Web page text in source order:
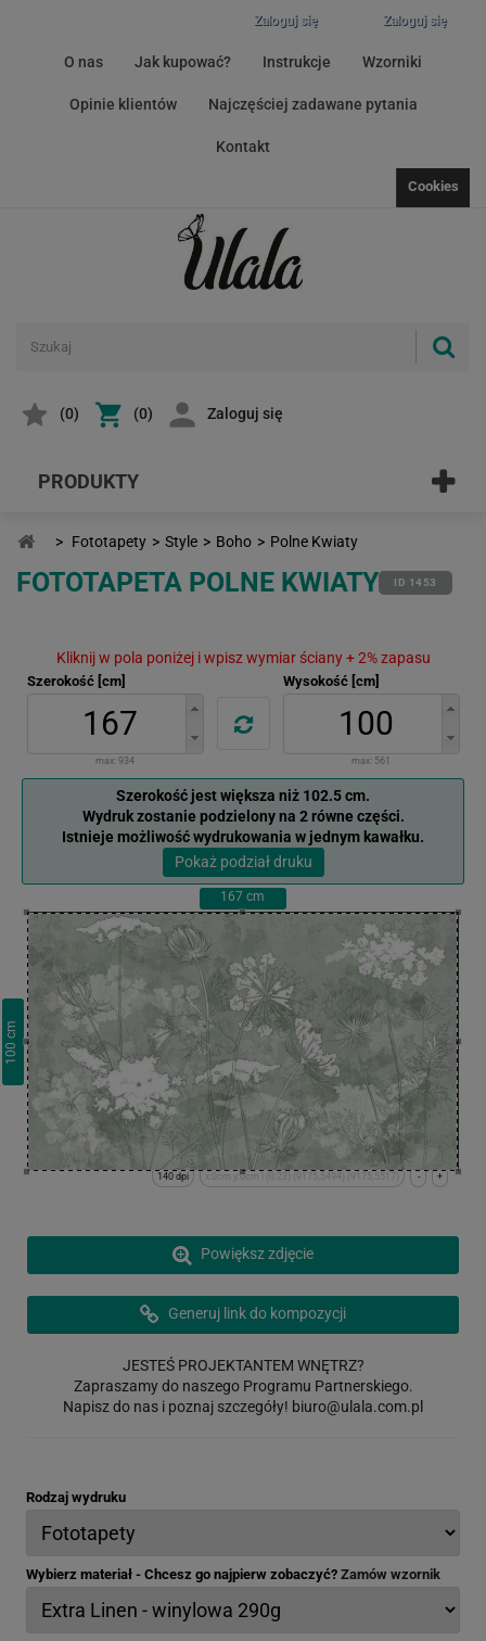
Zaloguj się
Zaloguj się
O nas Jak kupować? Instrukcje Wzorniki
Opinie klientów Najczęściej zadawane pytania
Kontakt
Cookies
(0) (0) Zaloguj się
PRODUKTY
> Fototapety > Style > Boho > Polne Kwiaty
FOTOTAPETA POLNE KWIATY ID 1453
Kliknij w pola poniżej i wpisz wymiar ściany + 2% zapasu
Szerokość [cm]
max: 934
Wysokość [cm]
max: 561
Szerokość jest większa niż 102.5 cm.
Wydruk zostanie podzielony na 2 równe części.
Istnieje możliwość wydrukowania w jednym kawałku.
Pokaż podział druku
167 cm
100
cm
+
-
x:0cm y:0cm | (0,23) (9175,5494) (9175,5517)
140 dpi
Powiększ zdjęcie
Generuj link do kompozycji
JESTEŚ PROJEKTANTEM WNĘTRZ?
Zapraszamy do naszego Programu Partnerskiego.
Napisz do nas i poznaj szczegóły! biuro@ulala.com.pl
Rodzaj wydruku
Wybierz materiał - Chcesz go najpierw zobaczyć? Zamów wzornik